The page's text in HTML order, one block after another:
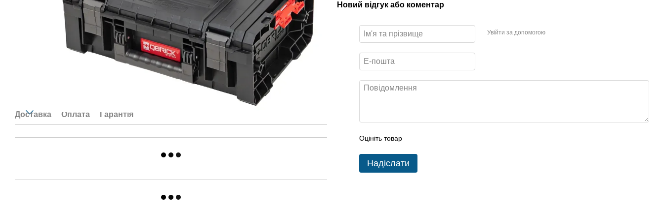
Доставка Оплата Гарантія
Новий відгук або коментар
Увійти за допомогою
Оцініть товар
Надіслати